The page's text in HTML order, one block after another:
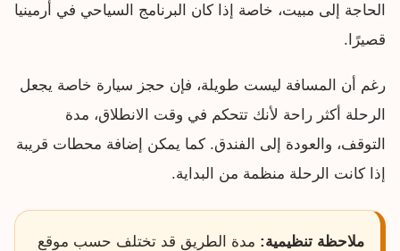
الحاجة إلى مبيت، خاصة إذا كان البرنامج السياحي في أرمينيا
قصيرًا.
رغم أن المسافة ليست طويلة، فإن حجز سيارة خاصة يجعل
الرحلة أكثر راحة لأنك تتحكم في وقت الانطلاق، مدة
التوقف، والعودة إلى الفندق. كما يمكن إضافة محطات قريبة
إذا كانت الرحلة منظمة من البداية.
ملاحظة تنظيمية: مدة الطريق قد تختلف حسب موقع